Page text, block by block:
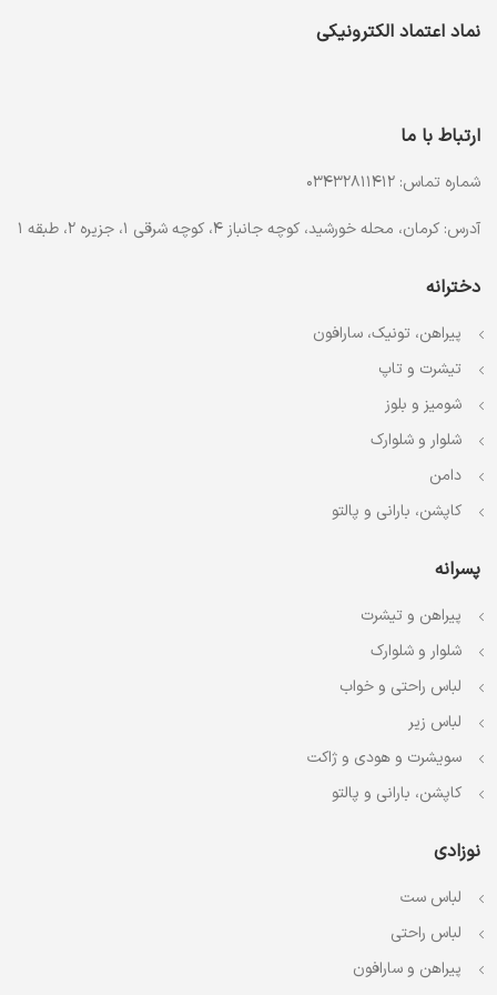
نماد اعتماد الکترونیکی
ارتباط با ما
شماره تماس: 03432811412
آدرس: کرمان، محله خورشید، کوچه جانباز 4، کوچه شرقی 1، جزیره 2، طبقه 1
دخترانه
پیراهن، تونیک، سارافون
تیشرت و تاپ
شومیز و بلوز
شلوار و شلوارک
دامن
کاپشن، بارانی و پالتو
پسرانه
پیراهن و تیشرت
شلوار و شلوارک
لباس راحتی و خواب
لباس زیر
سویشرت و هودی و ژاکت
کاپشن، بارانی و پالتو
نوزادی
لباس ست
لباس راحتی
پیراهن و سارافون